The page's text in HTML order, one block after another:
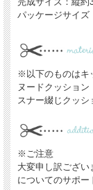
パッケージサイズ
※以下のものはキ
ヌードクッショ
スナー綴じクッ
※ご注意
大変申し訳ござ
についてのサポー